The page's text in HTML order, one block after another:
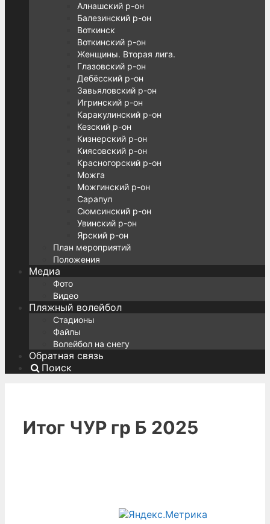
Алнашский р-он
Балезинский р-он
Воткинск
Воткинский р-он
Женщины. Вторая лига.
Глазовский р-он
Дебёсский р-он
Завьяловский р-он
Игринский р-он
Каракулинский р-он
Кезский р-он
Кизнерский р-он
Киясовский р-он
Красногорский р-он
Можга
Можгинский р-он
Сарапул
Сюмсинский р-он
Увинский р-он
Ярский р-он
План мероприятий
Положения
Медиа
Фото
Видео
Пляжный волейбол
Стадионы
Файлы
Волейбол на снегу
Обратная связь
Поиск
Итог ЧУР гр Б 2025